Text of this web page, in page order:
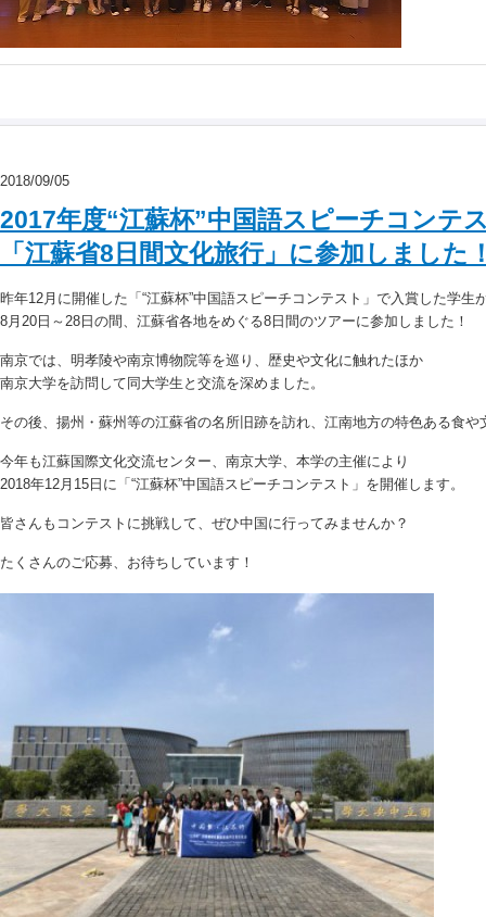
2018/09/05
2017年度“江蘇杯”中国語スピーチコンテ
「江蘇省8日間文化旅行」に参加しました
昨年12月に開催した「“江蘇杯”中国語スピーチコンテスト」で入賞した学生
8月20日～28日の間、江蘇省各地をめぐる8日間のツアーに参加しました！
南京では、明孝陵や南京博物院等を巡り、歴史や文化に触れたほか
南京大学を訪問して同大学生と交流を深めました。
その後、揚州・蘇州等の江蘇省の名所旧跡を訪れ、江南地方の特色ある食
今年も江蘇国際文化交流センター、南京大学、本学の主催により
2018年12月15日に「“江蘇杯”中国語スピーチコンテスト」を開催します。
皆さんもコンテストに挑戦して、ぜひ中国に行ってみませんか？
たくさんのご応募、お待ちしています！